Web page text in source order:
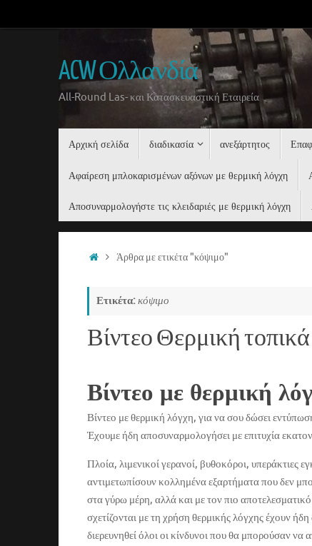
στο
ACW Ολλανδία
All-Round Las- και Κατασκευαστική Εταιρεία
στοΑρχική σελίδα διαδικασία ανεξάρτητος
Αφαίρεση μπλοκαρισμένων αξόνων με θερμική λόγχη
Αποσυναρμολογήστε τις κλειδαριές με θερμική λόγχη
ΣπίτιΆρθρα με ετικέτα "κόψιμο"
Ετικέτα:κόψιμο
Βίντεο Θερμική
Βίντεο με θερμική
Βίντεο με θερμική λόγχη, για να σου δώσει
Έχουμε ήδη αποσυναρμολογήσει με επιτυχία
Πλοία, λιμενικοί γερανοί, βυθοκόροι, υπεράκτιες
αντιμετωπίσουν κολλημένα εξαρτήματα που δεν
στα γύρω μέρη, αλλά και με τον πιο
σχετίζονται με τη χρήση θερμικής λόγχης έχουν
διερευνηθεί όλοι οι κίνδυνοι που θα μπορούσαν